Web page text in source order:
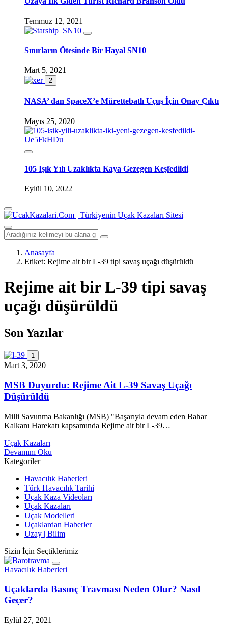
Temmuz 12, 2021
Sınırların Ötesinde Bir Hayal SN10
Mart 5, 2021
2
NASA’ dan SpaceX’e Mürettebatlı Uçuş İçin Onay Çıktı
Mayıs 25, 2020
105 Işık Yılı Uzaklıkta Kaya Gezegen Keşfedildi
Eylül 10, 2022
Anasayfa
Etiket: Rejime ait bir L-39 tipi savaş uçağı düşürüldü
Rejime ait bir L-39 tipi savaş
uçağı düşürüldü
Son Yazılar
1
Mart 3, 2020
MSB Duyurdu: Rejime Ait L-39 Savaş Uçağı
Düşürüldü
Milli Savunma Bakanlığı (MSB) "Başarıyla devam eden Bahar
Kalkanı Harekatı kapsamında Rejime ait bir L-39…
Uçak Kazaları
Devamını Oku
Kategoriler
Havacılık Haberleri
Türk Havacılık Tarihi
Uçak Kaza Videoları
Uçak Kazaları
Uçak Modelleri
Uçaklardan Haberler
Uzay | Bilim
Sizin İçin Seçtiklerimiz
Havacılık Haberleri
Uçaklarda Basınç Travması Neden Olur? Nasıl
Geçer?
Eylül 27, 2021